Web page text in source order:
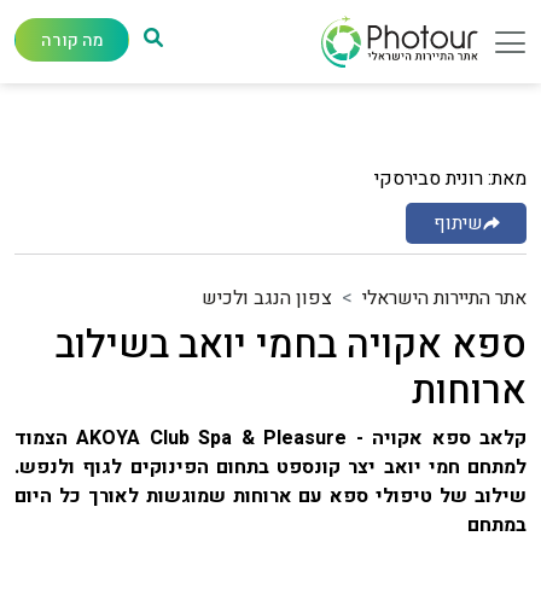
מה קורה
מאת: רונית סבירסקי
שיתוף
אתר התיירות הישראלי צפון הנגב ולכיש
ספא אקויה בחמי יואב בשילוב
ארוחות
קלאב ספא אקויה - AKOYA Club Spa & Pleasure הצמוד
למתחם חמי יואב יצר קונספט בתחום הפינוקים לגוף ולנפש.
שילוב של טיפולי ספא עם ארוחות שמוגשות לאורך כל היום
במתחם